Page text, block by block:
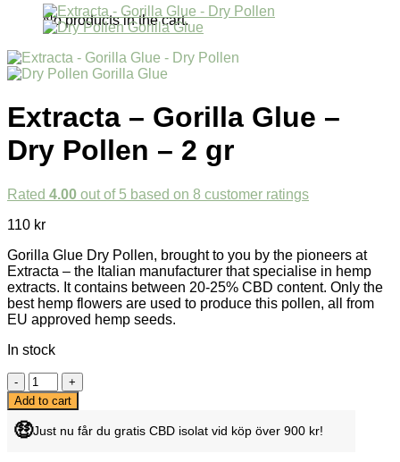
No products in the cart.
Extracta – Gorilla Glue –
Dry Pollen – 2 gr
Rated 4.00 out of 5 based on 8 customer ratings
110 kr
Gorilla Glue Dry Pollen, brought to you by the pioneers at
Extracta – the Italian manufacturer that specialise in hemp
extracts. It contains between 20-25% CBD content. Only the
best hemp flowers are used to produce this pollen, all from
EU approved hemp seeds.
In stock
Extracta
-
Gorilla
Glue
Add to cart
🤑Just nu får du gratis CBD isolat vid köp över 900 kr!